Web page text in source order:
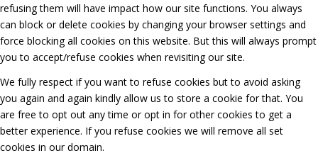
refusing them will have impact how our site functions. You always
can block or delete cookies by changing your browser settings and
force blocking all cookies on this website. But this will always prompt
you to accept/refuse cookies when revisiting our site.
We fully respect if you want to refuse cookies but to avoid asking
you again and again kindly allow us to store a cookie for that. You
are free to opt out any time or opt in for other cookies to get a
better experience. If you refuse cookies we will remove all set
cookies in our domain.